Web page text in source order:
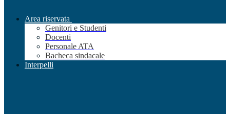
Area riservata
Genitori e Studenti
Docenti
Personale ATA
Bacheca sindacale
Interpelli